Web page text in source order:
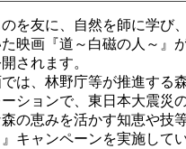
を友に、自然を師に学び
た映画『道～白磁の人～』
されます。
は、林野庁等が推進する
ションで、東日本大震災
の恵みを活かす知恵や技
キャンペーンを実施してい